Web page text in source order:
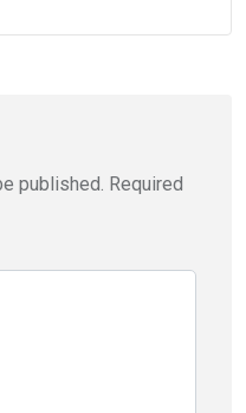
published. Required